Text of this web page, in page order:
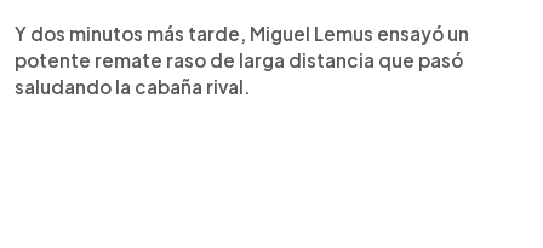
Y dos minutos más tarde, Miguel Lemus ensayó un
potente remate raso de larga distancia que pasó
saludando la cabaña rival.